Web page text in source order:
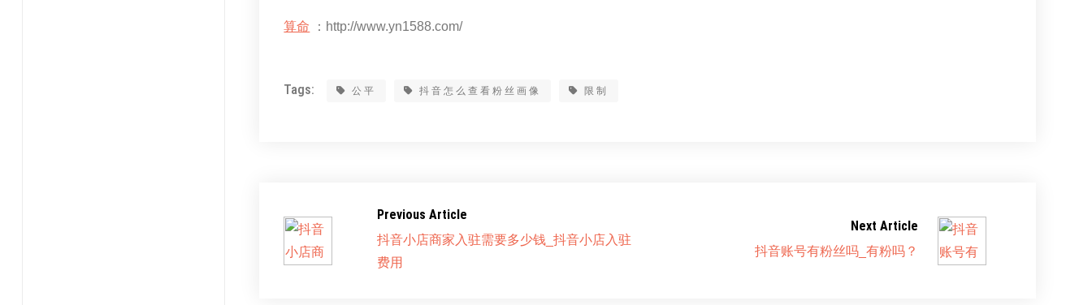
算命 ：http://www.yn1588.com/
Tags: 公平 抖音怎么查看粉丝画像 限制
Previous Article
抖音小店商家入驻需要多少钱_抖音小店入驻
费用
Next Article
抖音账号有粉丝吗_有粉吗？